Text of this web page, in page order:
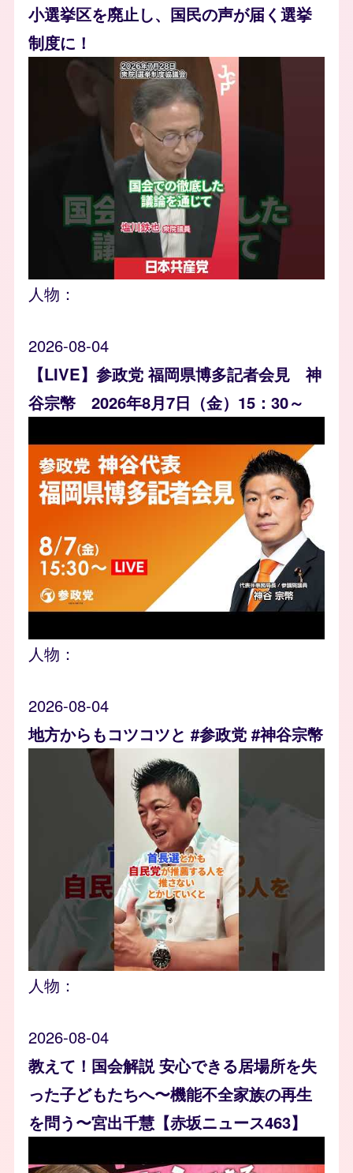
小選挙区を廃止し、国民の声が届く選挙
制度に！
人物：
2026-08-04
【LIVE】参政党 福岡県博多記者会見 神
谷宗幣 2026年8月7日（金）15：30～
人物：
2026-08-04
地方からもコツコツと #参政党 #神谷宗幣
人物：
2026-08-04
教えて！国会解説 安心できる居場所を失
った子どもたちへ〜機能不全家族の再生
を問う〜宮出千慧【赤坂ニュース463】